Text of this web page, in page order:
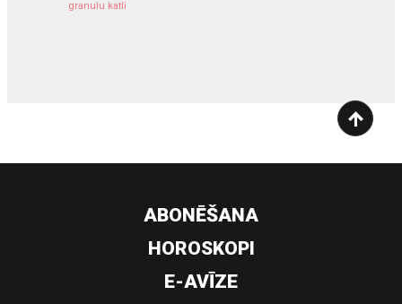
granulu katli
ABONĒŠANA
HOROSKOPI
E-AVĪZE